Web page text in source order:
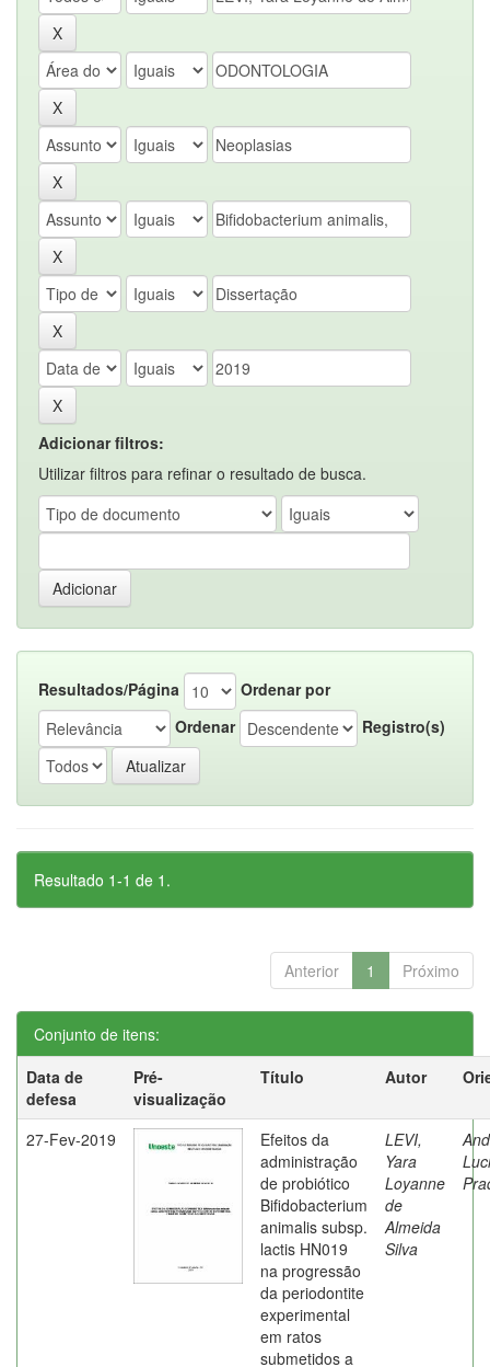
Adicionar filtros:
Utilizar filtros para refinar o resultado de busca.
Resultados/Página
Ordenar por
Ordenar
Registro(s)
Resultado 1-1 de 1.
Anterior 1 Próximo
Conjunto de itens:
Data de
defesa
Pré-
visualização
Título Autor
27-Fev-2019
Efeitos da
administração
de probiótico
Bifidobacterium
animalis subsp.
lactis HN019
na progressão
da periodontite
experimental
em ratos
submetidos a
LEVI,
Yara
Loyanne
de
Almeida
Silva